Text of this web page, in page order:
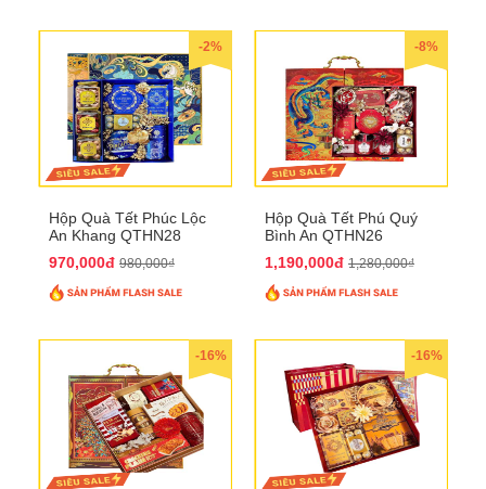
-2%
Hộp Quà Tết Phúc Lộc
An Khang QTHN28
970,000đ 980,000₫
-8%
Hộp Quà Tết Phú Quý
Bình An QTHN26
1,190,000đ 1,280,000₫
-16% -16%